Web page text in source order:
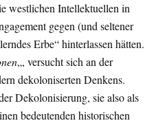
westlichen Intellektuellen in
gegen (und seltener
Erbe“ hinterlassen hätten.
„, versucht sich an der
dekoloniserten Denkens.
Dekolonisierung, sie also als
bedeutenden historischen